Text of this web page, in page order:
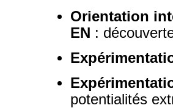
Orientation
EN :
potentialités